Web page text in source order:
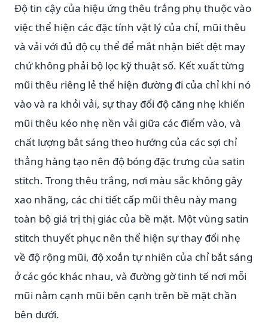
Độ tin cậy của hiệu ứng thêu trắng phụ thuộc vào
việc thể hiện các đặc tính vật lý của chỉ, mũi thêu
và vải với đủ độ cụ thể để mắt nhận biết dệt may
chứ không phải bộ lọc kỹ thuật số. Kết xuất từng
mũi thêu riêng lẻ thể hiện đường đi của chỉ khi nó
vào và ra khỏi vải, sự thay đổi độ căng nhẹ khiến
mũi thêu kéo nhẹ nền vải giữa các điểm vào, và
chất lượng bắt sáng theo hướng của các sợi chỉ
thẳng hàng tạo nên độ bóng đặc trưng của satin
stitch. Trong thêu trắng, nơi màu sắc không gây
xao nhãng, các chi tiết cấp mũi thêu này mang
toàn bộ giá trị thị giác của bề mặt. Một vùng satin
stitch thuyết phục nên thể hiện sự thay đổi nhẹ
về độ rộng mũi, độ xoắn tự nhiên của chỉ bắt sáng
ở các góc khác nhau, và đường gờ tinh tế nơi mỗi
mũi nằm cạnh mũi bên cạnh trên bề mặt chần
bên dưới.